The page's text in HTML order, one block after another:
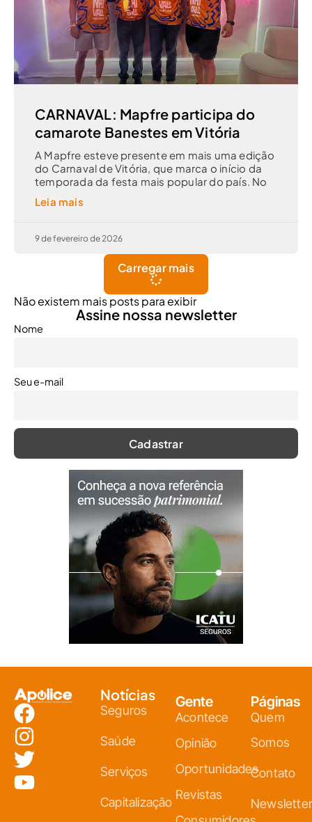
CARNAVAL: Mapfre participa do
camarote Banestes em Vitória
A Mapfre esteve presente em mais uma edição
do Carnaval de Vitória, que marca o início da
temporada da festa mais popular do país. No
Leia mais
9 de fevereiro de 2026
Carregar mais
Não existem mais posts para exibir
Assine nossa newsletter
Nome
Seu e-mail
Notícias
Seguros
Saúde
Serviços
Capitalização
Gente
Acontece
Opinião
Oportunidades
Revistas
Páginas
Quem
Somos
Contato
Newsletter